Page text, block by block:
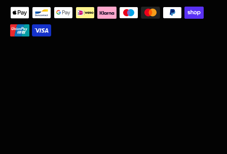
Zahlungsmethoden